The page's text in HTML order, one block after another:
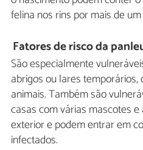
felina nos rins por mais de
Fatores de risco da
São especialmente
abrigos ou lares
animais. Também são
casas com várias mascotes
exterior e podem entrar em
infectados.